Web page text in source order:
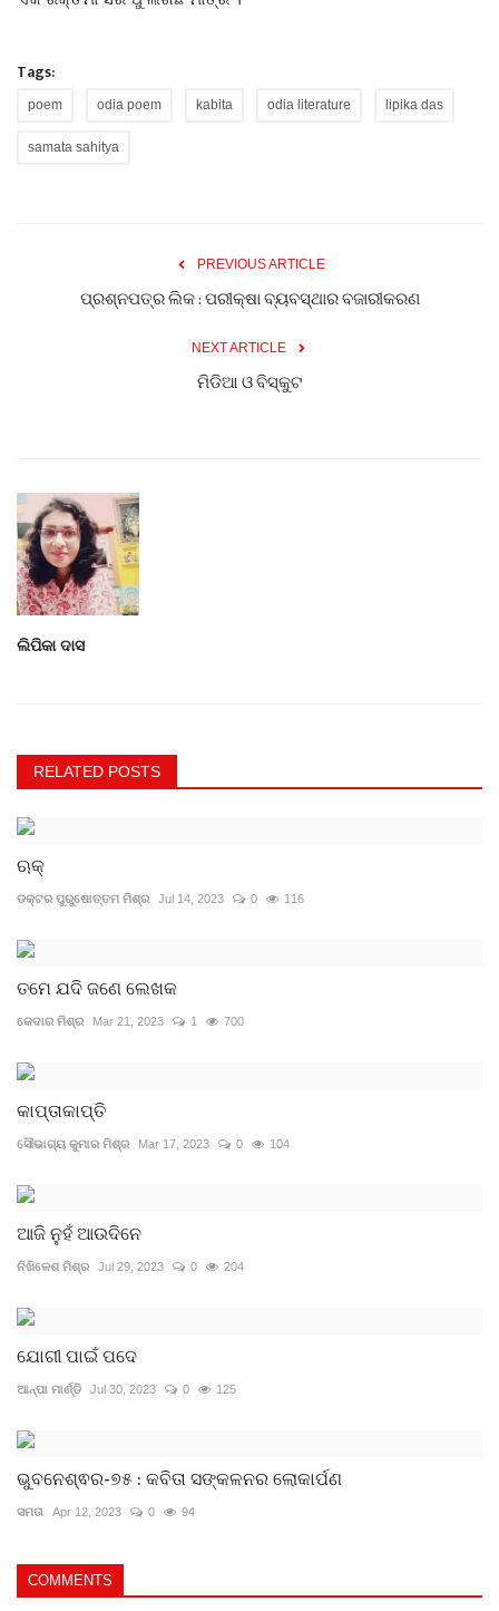
Tags:
poem odia poem kabita odia literature lipika das
samata sahitya
PREVIOUS ARTICLE
ପ୍ରଶ୍ନପତ୍ର ଲିକ : ପରୀକ୍ଷା ବ୍ୟବସ୍ଥାର ବଜାରୀକରଣ
NEXT ARTICLE
ମିଡିଆ ଓ ବିସ୍କୁଟ
ଲିପିକା ଦାସ
RELATED POSTS
ଋକ୍
ଡକ୍ଟର ପୁରୁଷୋତ୍ତମ ମିଶ୍ର Jul 14, 2023 0 116
ତମେ ଯଦି ଜଣେ ଲେଖକ
କେଦାର ମିଶ୍ର Mar 21, 2023 1 700
କାପ୍ତାକାପ୍ତି
ସୌଭାଗ୍ୟ କୁମାର ମିଶ୍ର Mar 17, 2023 0 104
ଆଜି ନୁହଁ ଆଉଦିନେ
ନିଖିଳେଶ ମିଶ୍ର Jul 29, 2023 0 204
ଯୋଗୀ ପାଇଁ ପଦେ
ଆନ୍‌ପା ମାର୍ଣ୍ଡି Jul 30, 2023 0 125
ଭୁବନେଶ୍ଵର-୭୫ : କବିତା ସଙ୍କଳନର ଲୋକାର୍ପଣ
ସମତା Apr 12, 2023 0 94
COMMENTS